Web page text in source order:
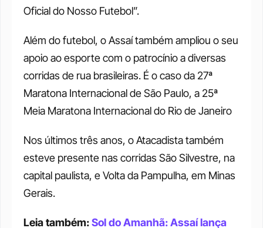
Oficial do Nosso Futebol”.
Além do futebol, o Assaí também ampliou o seu
apoio ao esporte com o patrocínio a diversas
corridas de rua brasileiras. É o caso da 27ª
Maratona Internacional de São Paulo, a 25ª
Meia Maratona Internacional do Rio de Janeiro
Nos últimos três anos, o Atacadista também
esteve presente nas corridas São Silvestre, na
capital paulista, e Volta da Pampulha, em Minas
Gerais.
Leia também: Sol do Amanhã: Assaí lança